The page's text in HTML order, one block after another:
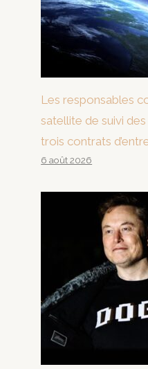
Les responsables
satellite de suivi
trois contrats
6 août 2026